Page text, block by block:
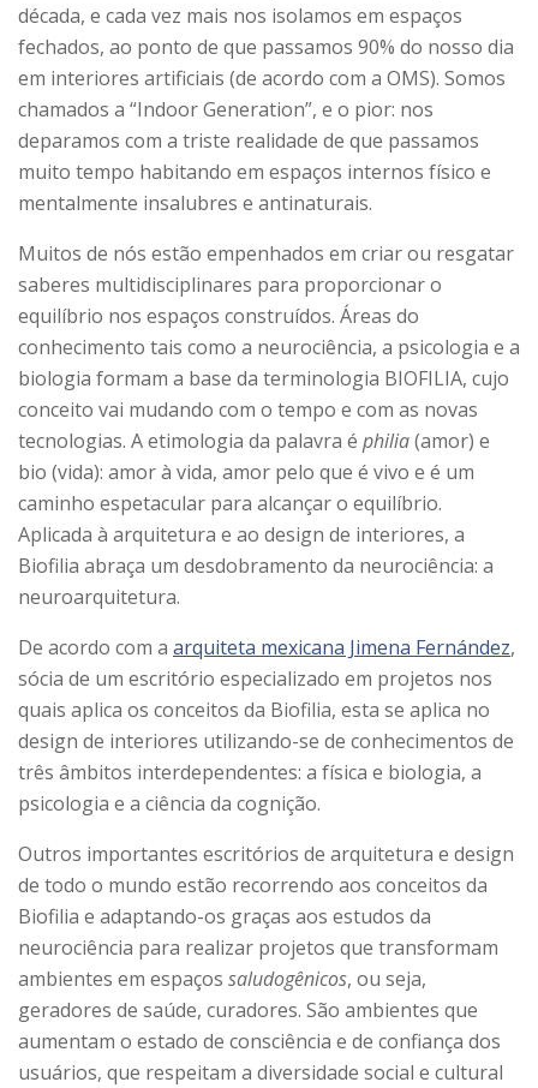
década, e cada vez mais nos isolamos em espaços
fechados, ao ponto de que passamos 90% do nosso dia
em interiores artificiais (de acordo com a OMS). Somos
chamados a “Indoor Generation”, e o pior: nos
deparamos com a triste realidade de que passamos
muito tempo habitando em espaços internos físico e
mentalmente insalubres e antinaturais.
Muitos de nós estão empenhados em criar ou resgatar
saberes multidisciplinares para proporcionar o
equilíbrio nos espaços construídos. Áreas do
conhecimento tais como a neurociência, a psicologia e a
biologia formam a base da terminologia BIOFILIA, cujo
conceito vai mudando com o tempo e com as novas
tecnologias. A etimologia da palavra é philia(amor) e
bio (vida): amor à vida, amor pelo que é vivo e é um
caminho espetacular para alcançar o equilíbrio.
Aplicada à arquitetura e ao design de interiores, a
Biofilia abraça um desdobramento da neurociência: a
neuroarquitetura.
De acordo com a arquiteta mexicana Jimena Fernández,
sócia de um escritório especializado em projetos nos
quais aplica os conceitos da Biofilia, esta se aplica no
design de interiores utilizando-se de conhecimentos de
três âmbitos interdependentes: a física e biologia, a
psicologia e a ciência da cognição.
Outros importantes escritórios de arquitetura e design
de todo o mundo estão recorrendo aos conceitos da
Biofilia e adaptando-os graças aos estudos da
neurociência para realizar projetos que transformam
ambientes em espaços saludogênicos, ou seja,
geradores de saúde, curadores. São ambientes que
aumentam o estado de consciência e de confiança dos
usuários, que respeitam a diversidade social e cultural